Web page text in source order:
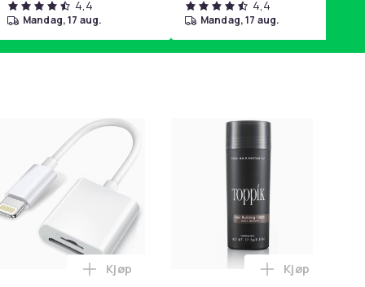
4,4
mandag, 17 aug.
4,4
mandag, 17 aug.
Scalp & Controls Excess Oil i handlekurven
8 deler Xiaomi Roborock S5 Max/S6 Pure/S6 MAXV/S50/
Legg Lightning til SD/TF Kortleser - 2-i-1
Kjøp Legg Toppik
Kjøp